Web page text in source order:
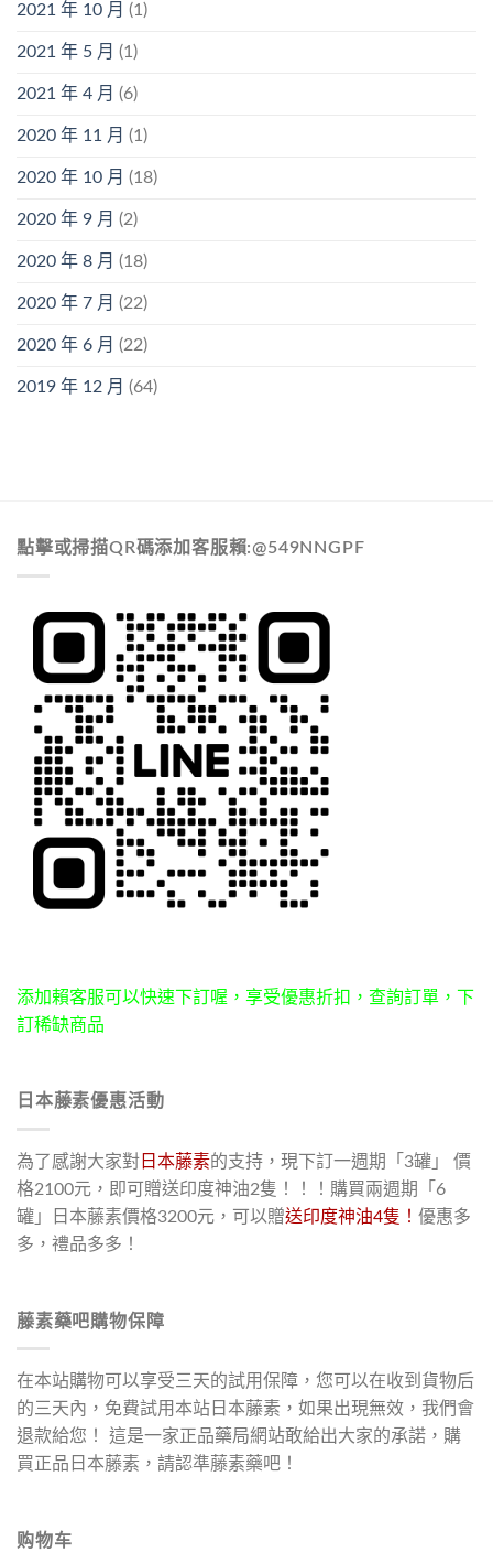
2021 年 10 月 (1)
2021 年 5 月 (1)
2021 年 4 月 (6)
2020 年 11 月 (1)
2020 年 10 月 (18)
2020 年 9 月 (2)
2020 年 8 月 (18)
2020 年 7 月 (22)
2020 年 6 月 (22)
2019 年 12 月 (64)
點擊或掃描QR碼添加客服賴:@549NNGPF
添加賴客服可以快速下訂喔，享受優惠折扣，查詢訂單，下
訂稀缺商品
日本藤素優惠活動
為了感謝大家對 日本藤素的支持，現下訂一週期「3罐」 價
格2100元，即可贈送印度神油2隻！！！購買兩週期「6
罐」日本藤素價格3200元，可以贈送印度神油4隻！ 優惠多
多，禮品多多！
藤素藥吧購物保障
在本站購物可以享受三天的試用保障，您可以在收到貨物后
的三天內，免費試用本站日本藤素，如果出現無效，我們會
退款給您！ 這是一家正品藥局網站敢給出大家的承諾，購
買正品日本藤素，請認準藤素藥吧！
购物车